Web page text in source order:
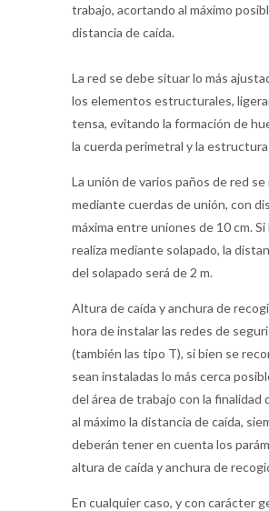
trabajo, acortando al máximo
distancia de caída.
La red se debe situar lo más
los elementos estructurales,
tensa, evitando la formación de
la cuerda perimetral y la
La unión de varios paños de red se
mediante cuerdas de unión, con
máxima entre uniones de 10 cm. Si
realiza mediante solapado, la
del solapado será de 2 m.
Altura de caída y anchura de
hora de instalar las redes de
(también las tipo T), si bien se
sean instaladas lo más cerca
del área de trabajo con la finalidad
al máximo la distancia de caída,
deberán tener en cuenta los
altura de caída y anchura de
En cualquier caso, y con carácter